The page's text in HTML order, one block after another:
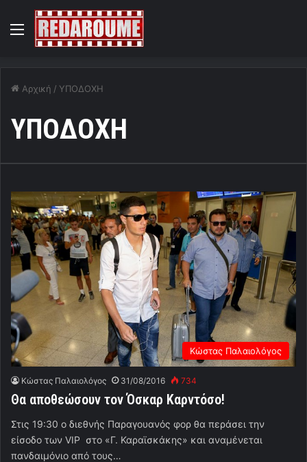
Menu
Αρχική / ΥΠΟΔΟΧΗ
ΥΠΟΔΟΧΗ
Κώστας Παλαιολόγος
Κώστας Παλαιολόγος 31/08/2016 734
Θα αποθεώσουν τον Όσκαρ Καρντόσο!
Στις 19:30 ο διεθνής Παραγουανός φορ θα περάσει την
είσοδο των VIP στο «Γ. Καραϊσκάκης» και αναμένεται
πανδαιμόνιο από τους…